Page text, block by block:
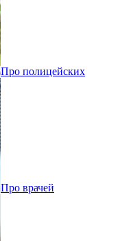
Про полицейских
Про врачей